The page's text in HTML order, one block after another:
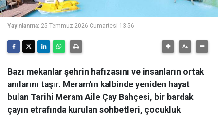
Yayınlanma: 25 Temmuz 2026 Cumartesi 13:56
Bazı mekanlar şehrin hafızasını ve insanların ortak
anılarını taşır. Meram'ın kalbinde yeniden hayat
bulan Tarihi Meram Aile Çay Bahçesi, bir bardak
çayın etrafında kurulan sohbetleri, çocukluk